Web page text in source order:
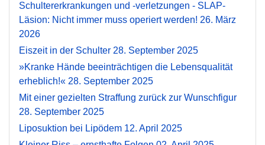
Schultererkrankungen und -verletzungen - SLAP-
Läsion: Nicht immer muss operiert werden! 26. März
2026
Eiszeit in der Schulter 28. September 2025
»Kranke Hände beeinträchtigen die Lebensqualität
erheblich!« 28. September 2025
Mit einer gezielten Straffung zurück zur Wunschfigur
28. September 2025
Liposuktion bei Lipödem 12. April 2025